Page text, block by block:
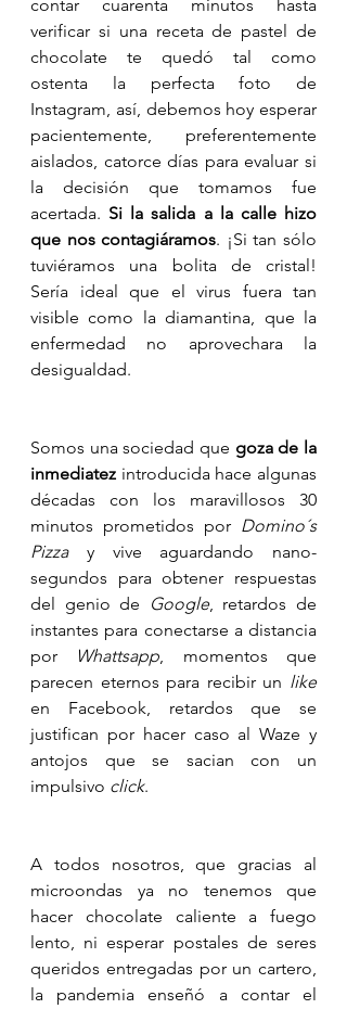
contar cuarenta minutos hasta
verificar si una receta de pastel de
chocolate te quedó tal como
ostenta la perfecta foto de
Instagram, así, debemos hoy esperar
pacientemente, preferentemente
aislados, catorce días para evaluar si
la decisión que tomamos fue
acertada. Si la salida a la calle hizo
que nos contagiáramos. ¡Si tan sólo
tuviéramos una bolita de cristal!
Sería ideal que el virus fuera tan
visible como la diamantina, que la
enfermedad no aprovechara la
desigualdad.
Somos una sociedad que goza de la
inmediatez introducida hace algunas
décadas con los maravillosos 30
minutos prometidos por Domino´s
Pizza y vive aguardando nano-
segundos para obtener respuestas
del genio de
Google, retardos de
instantes para conectarse a distancia
por
Whattsapp, momentos que
parecen eternos para recibir un
like
en Facebook, retardos que se
justifican por hacer caso al Waze y
antojos que se sacian con un
impulsivo click.
A todos nosotros, que gracias al
microondas ya no tenemos que
hacer chocolate caliente a fuego
lento, ni esperar postales de seres
queridos entregadas por un cartero,
la pandemia enseñó a contar el